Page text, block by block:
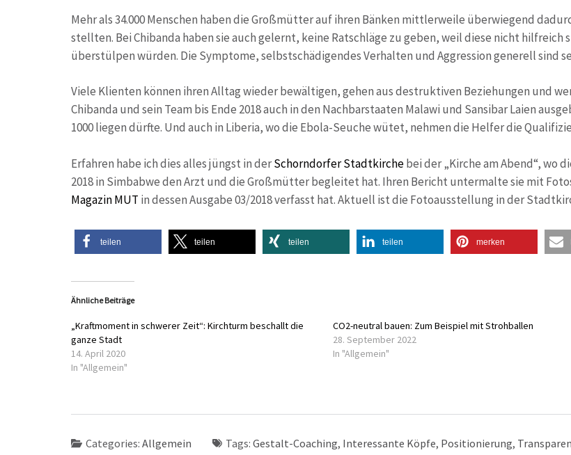
Mehr als 34.000 Menschen haben die Großmütter auf ihren Bänken mittlerweile überwiegend
stellten. Bei Chibanda haben sie auch gelernt, keine Ratschläge zu geben, weil diese nicht hilfreich
überstülpen würden. Die Symptome, selbstschädigendes Verhalten und Aggression generell sind
Viele Klienten können ihren Alltag wieder bewältigen, gehen aus destruktiven Beziehungen und
Chibanda und sein Team bis Ende 2018 auch in den Nachbarstaaten Malawi und Sansibar Laien
1000 liegen dürfte. Und auch in Liberia, wo die Ebola-Seuche wütet, nehmen die Helfer die
Erfahren habe ich dies alles jüngst in derSchorndorfer Stadtkirchebei der „Kirche am Abend“, wo
2018 in Simbabwe den Arzt und die Großmütter begleitet hat. Ihren Bericht untermalte sie mit
Magazin MUT in dessen Ausgabe 03/2018 verfasst hat. Aktuell ist die Fotoausstellung in der
teilen teilen teilen teilen merken
Ähnliche Beiträge
„Kraftmoment in schwerer Zeit“: Kirchturm beschallt die
ganze Stadt
14. April 2020
In "Allgemein"
CO2-neutral bauen: Zum Beispiel mit Strohballen
28. September 2022
In "Allgemein"
Categories: Allgemein Tags: Gestalt-Coaching, Interessante Köpfe, Positionierung,